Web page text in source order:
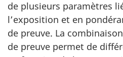
de plusieurs paramètres
l’exposition et en
de preuve. La
de preuve permet de